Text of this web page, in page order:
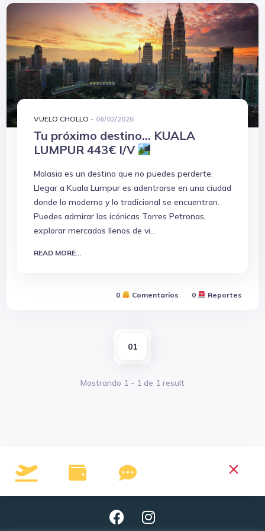
VUELO CHOLLO - 06/02/2025
Tu próximo destino... KUALA
LUMPUR 443€ I/V
Malasia es un destino que no puedes perderte.
Llegar a Kuala Lumpur es adentrarse en una ciudad
donde lo moderno y lo tradicional se encuentran.
Puedes admirar las icónicas Torres Petronas,
explorar mercados llenos de vi...
READ MORE...
0 Comentarios 0 Reportes
01
Mostrando 1 - 1 de 1 result